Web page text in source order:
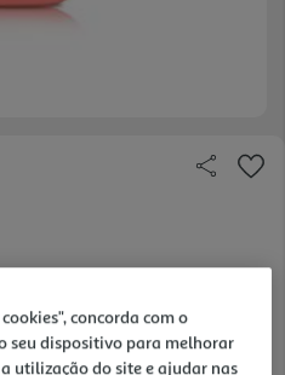
concorda com o
seu dispositivo para melhorar
utilização do site e ajudar nas